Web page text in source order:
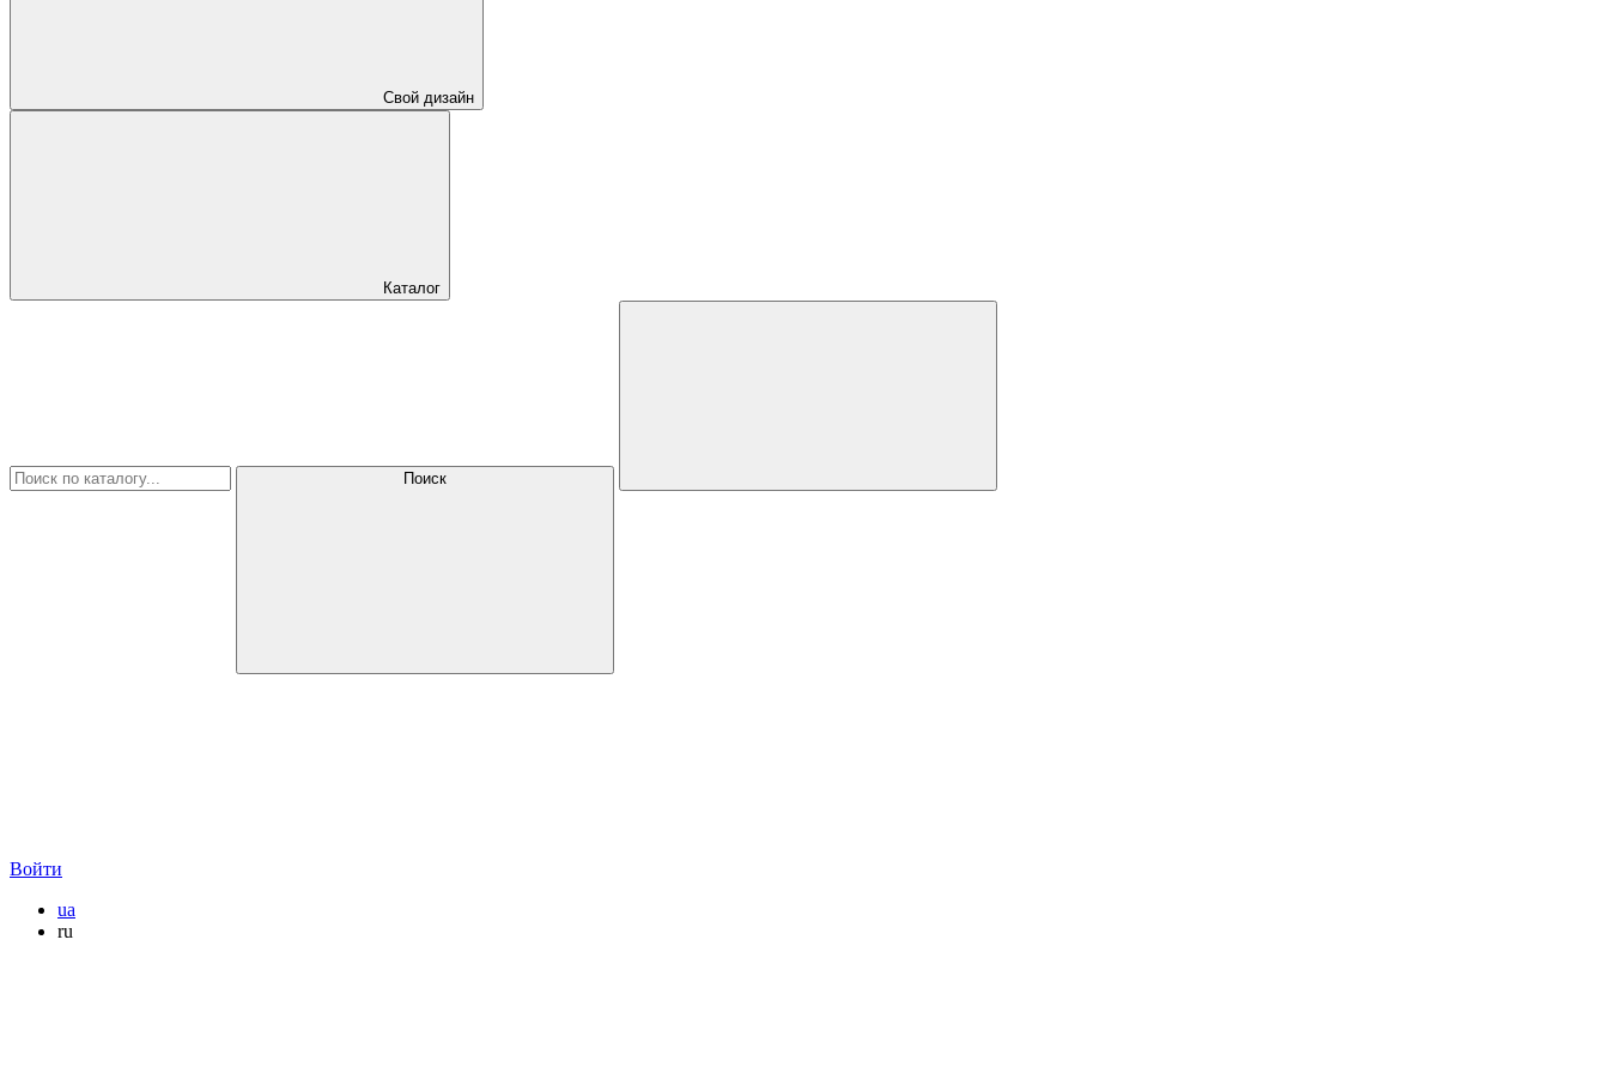
Свой дизайн
Каталог
Поиск
Войти
ua
ru